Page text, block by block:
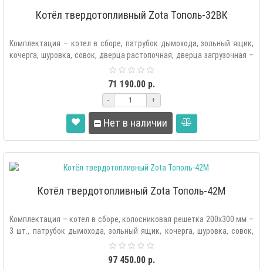
Котёл твердотопливный Zota Тополь-32ВК
Комплектация – котел в сборе, патрубок дымохода, зольный ящик,
кочерга, шуровка, совок, дверца растопочная, дверца загрузочная –
71 190.00 р.
- +
Нет в наличии
Котёл твердотопливный Zota Тополь-42М
Комплектация – котел в сборе, колосниковая решетка 200х300 мм –
3 шт., патрубок дымохода, зольный ящик, кочерга, шуровка, совок,
97 450.00 р.